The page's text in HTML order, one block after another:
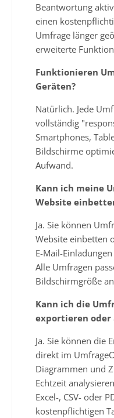
Beantwortung
einen
Umfrage länger
erweiterte
Funktionieren
Geräten?
Natürlich. Jede
vollständig
Smartphones,
Bildschirme
Aufwand.
Kann ich meine
Website
Ja. Sie können
Website einbetten
E-Mail-
Alle Umfragen
Bildschirmgröße
Kann ich die
exportieren oder
Ja. Sie können die
direkt im
Diagrammen und
Echtzeit
Excel-, CSV- oder
kostenpflichtigen